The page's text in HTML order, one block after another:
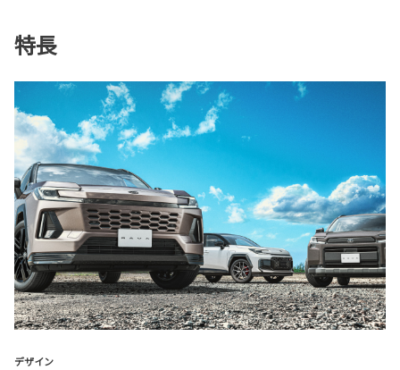
特長
デザイン